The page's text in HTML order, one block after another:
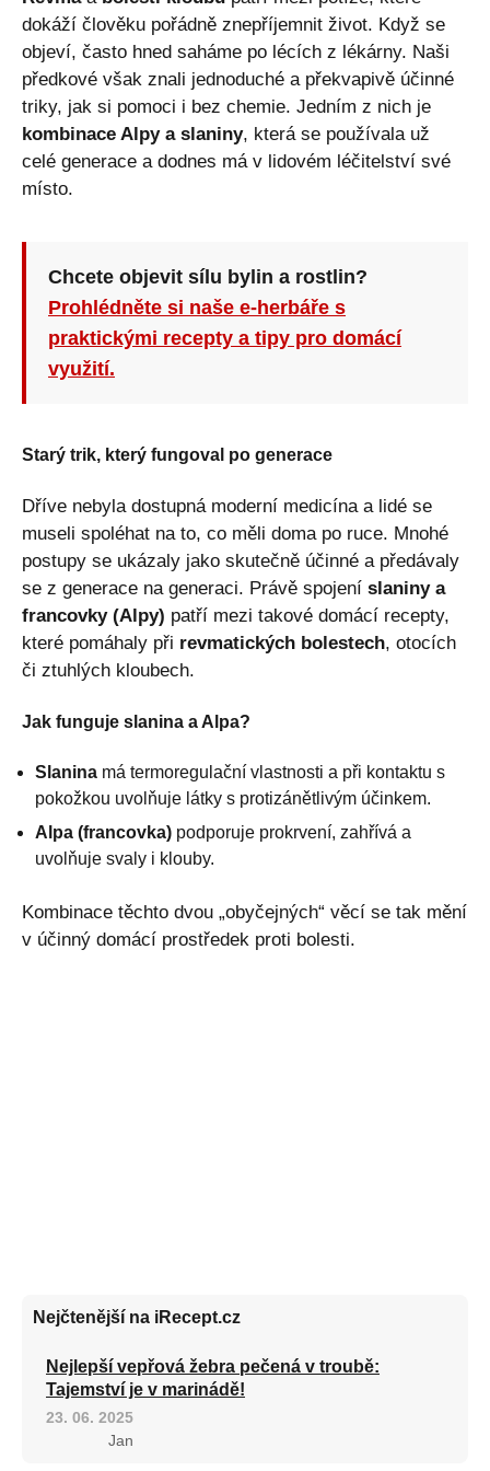
dokáží člověku pořádně znepříjemnit život. Když se
objeví, často hned saháme po lécích z lékárny. Naši
předkové však znali jednoduché a překvapivě účinné
triky, jak si pomoci i bez chemie. Jedním z nich je
kombinace Alpy a slaniny, která se používala už
celé generace a dodnes má v lidovém léčitelství své
místo.
Chcete objevit sílu bylin a rostlin?
Prohlédněte si naše e-herbáře s
praktickými recepty a tipy pro domácí
využití.
Starý trik, který fungoval po generace
Dříve nebyla dostupná moderní medicína a lidé se
museli spoléhat na to, co měli doma po ruce. Mnohé
postupy se ukázaly jako skutečně účinné a předávaly
se z generace na generaci. Právě spojení slaniny a
francovky (Alpy) patří mezi takové domácí recepty,
které pomáhaly při revmatických bolestech, otocích
či ztuhlých kloubech.
Jak funguje slanina a Alpa?
Slanina má termoregulační vlastnosti a při kontaktu s
pokožkou uvolňuje látky s protizánětlivým účinkem.
Alpa (francovka) podporuje prokrvení, zahřívá a
uvolňuje svaly i klouby.
Kombinace těchto dvou „obyčejných“ věcí se tak mění
v účinný domácí prostředek proti bolesti.
Nejčtenější na iRecept.cz
Nejlepší vepřová žebra pečená v troubě:
Tajemství je v marinádě!
23. 06. 2025
Jan